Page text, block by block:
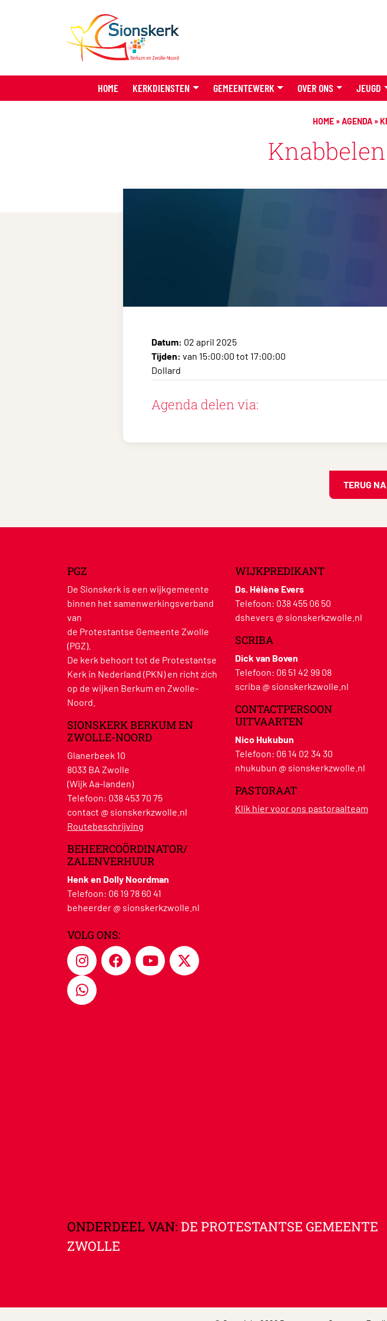
HOME KERKDIENSTEN GEMEENTEWERK OVER ONS JEUGD
HOME»AGENDA»
Datum: 02 april 2025
Tijden: van 15:00:00 tot 17:00:00
Dollard
Agenda delen via:
TERUG
PGZ
De Sionskerk is een wijkgemeente
binnen het samenwerkingsverband
van
de Protestantse Gemeente Zwolle
(PGZ).
De kerk behoort tot de Protestantse
Kerk in Nederland (PKN) en richt zich
op de wijken Berkum en Zwolle-
Noord.
SIONSKERK BERKUM EN
ZWOLLE-NOORD
Glanerbeek 10
8033 BA Zwolle
(Wijk Aa-landen)
Telefoon: 038 453 70 75
contact @ sionskerkzwolle.nl
Routebeschrijving
BEHEERCOÖRDINATOR/
ZALENVERHUUR
Henk en Dolly Noordman
Telefoon: 06 19 78 60 41
beheerder @ sionskerkzwolle.nl
VOLG ONS:
WIJKPREDIKANT
Ds. Hélène Evers
Telefoon: 038 455 06 50
dshevers @ sionskerkzwolle.nl
SCRIBA
Dick van Boven
Telefoon: 06 51 42 99 08
scriba @ sionskerkzwolle.nl
CONTACTPERSOON
UITVAARTEN
Nico Hukubun
Telefoon: 06 14 02 34 30
nhukubun @ sionskerkzwolle.nl
PASTORAAT
Klik hier voor ons pastoraalteam
ONDERDEEL VAN: DE PROTESTANTSE GEMEENTE
ZWOLLE